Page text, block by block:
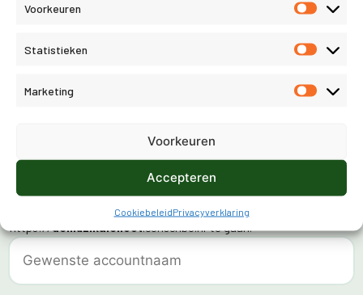
Voorkeuren
Statistieken
Marketing
Accepteren
Voorkeuren
CookiebeleidPrivacyverklaring
STAP 2: Demoaccount
Gewenst product
jou past.
Gewenste accountnaam
: De accountnaam bepaalt hoe je bij Conscribo kunt inloggen. Als
je hier bijvoorbeeld 'demuzikalenoot' invult, kun je inloggen door naar
'https://demuzikalenoot.conscribo.nl' te gaan.